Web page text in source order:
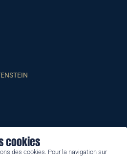
cookies
des cookies. Pour la navigation sur